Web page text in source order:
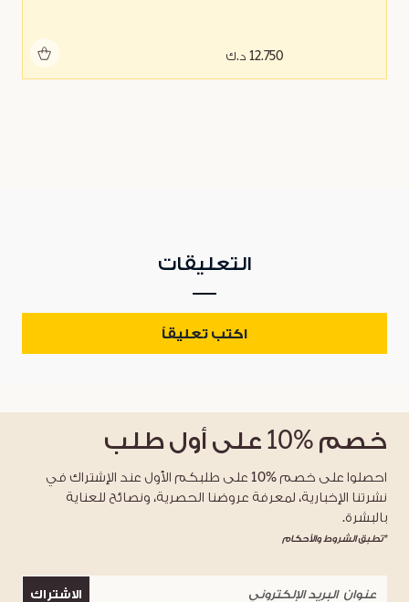
12.750 د.ك
التعليقات
اكتب تعليقاً
خصم %10 على أول طلب
احصلوا على خصم %10 على طلبكم الأول عند الإشتراك في
نشرتنا الإخبارية، لمعرفة عروضنا الحصرية، ونصائح للعناية
بالبشرة.
*تطبق الشروط والأحكام
الاشتراك